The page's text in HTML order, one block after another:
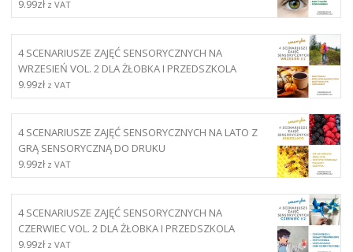
9.99zł z VAT
4 SCENARIUSZE ZAJĘĆ SENSORYCZNYCH NA
WRZESIEŃ VOL. 2 DLA ŻŁOBKA I PRZEDSZKOLA
9.99zł z VAT
4 SCENARIUSZE ZAJĘĆ SENSORYCZNYCH NA LATO Z
GRĄ SENSORYCZNĄ DO DRUKU
9.99zł z VAT
4 SCENARIUSZE ZAJĘĆ SENSORYCZNYCH NA
CZERWIEC VOL. 2 DLA ŻŁOBKA I PRZEDSZKOLA
9.99zł z VAT